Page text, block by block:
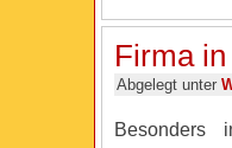
Firma
Abgelegt unter
Besonders